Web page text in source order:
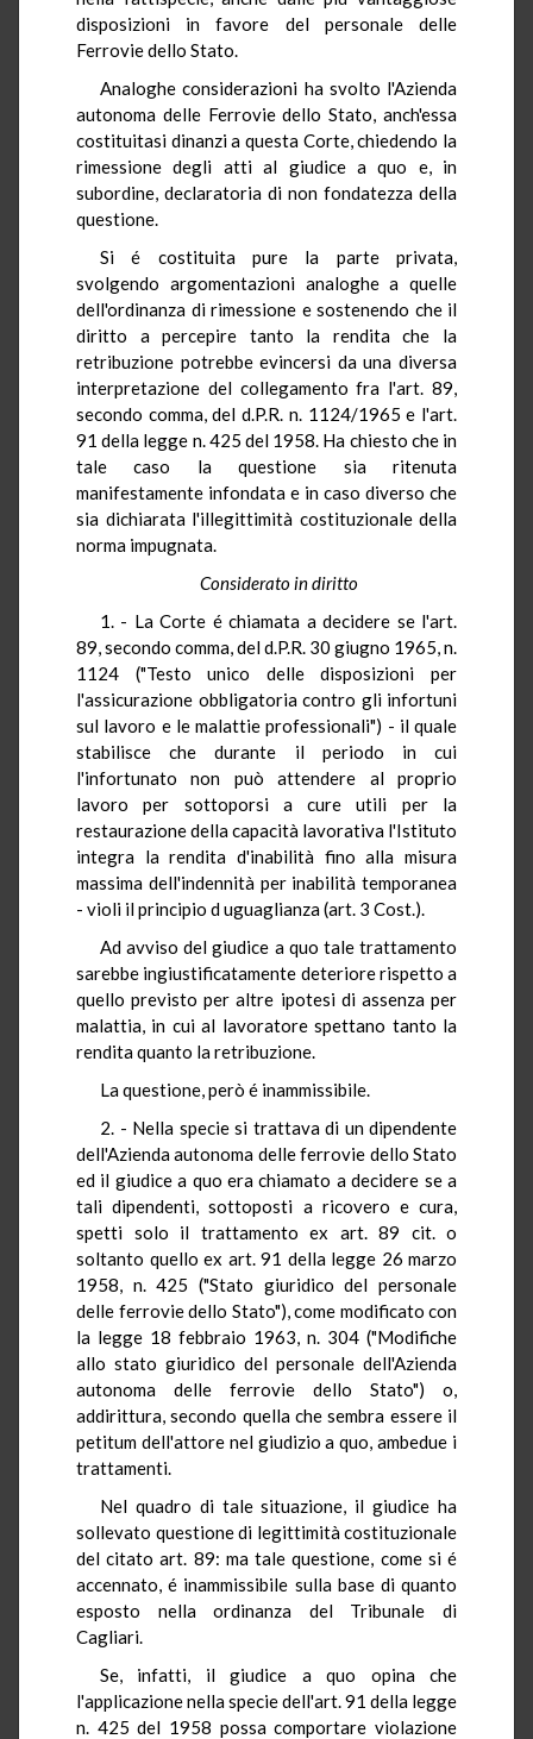
disposizioni in favore del personale delle
Ferrovie dello Stato.
Analoghe considerazioni ha svolto l'Azienda
autonoma delle Ferrovie dello Stato, anch'essa
costituitasi dinanzi a questa Corte, chiedendo la
rimessione degli atti al giudice a quo e, in
subordine, declaratoria di non fondatezza della
questione.
Si é costituita pure la parte privata,
svolgendo argomentazioni analoghe a quelle
dell'ordinanza di rimessione e sostenendo che il
diritto a percepire tanto la rendita che la
retribuzione potrebbe evincersi da una diversa
interpretazione del collegamento fra l'art. 89,
secondo comma, del d.P.R. n. 1124/1965 e l'art.
91 della legge n. 425 del 1958. Ha chiesto che in
tale caso la questione sia ritenuta
manifestamente infondata e in caso diverso che
sia dichiarata l'illegittimità costituzionale della
norma impugnata.
Considerato in diritto
1. - La Corte é chiamata a decidere se l'art.
89, secondo comma, del d.P.R. 30 giugno 1965, n.
1124 ("Testo unico delle disposizioni per
l'assicurazione obbligatoria contro gli infortuni
sul lavoro e le malattie professionali") - il quale
stabilisce che durante il periodo in cui
l'infortunato non può attendere al proprio
lavoro per sottoporsi a cure utili per la
restaurazione della capacità lavorativa l'Istituto
integra la rendita d'inabilità fino alla misura
massima dell'indennità per inabilità temporanea
- violi il principio d uguaglianza (art. 3 Cost.).
Ad avviso del giudice a quo tale trattamento
sarebbe ingiustificatamente deteriore rispetto a
quello previsto per altre ipotesi di assenza per
malattia, in cui al lavoratore spettano tanto la
rendita quanto la retribuzione.
La questione, però é inammissibile.
2. - Nella specie si trattava di un dipendente
dell'Azienda autonoma delle ferrovie dello Stato
ed il giudice a quo era chiamato a decidere se a
tali dipendenti, sottoposti a ricovero e cura,
spetti solo il trattamento ex art. 89 cit. o
soltanto quello ex art. 91 della legge 26 marzo
1958, n. 425 ("Stato giuridico del personale
delle ferrovie dello Stato"), come modificato con
la legge 18 febbraio 1963, n. 304 ("Modifiche
allo stato giuridico del personale dell'Azienda
autonoma delle ferrovie dello Stato") o,
addirittura, secondo quella che sembra essere il
petitum dell'attore nel giudizio a quo, ambedue i
trattamenti.
Nel quadro di tale situazione, il giudice ha
sollevato questione di legittimità costituzionale
del citato art. 89: ma tale questione, come si é
accennato, é inammissibile sulla base di quanto
esposto nella ordinanza del Tribunale di
Cagliari.
Se, infatti, il giudice a quo opina che
l'applicazione nella specie dell'art. 91 della legge
n. 425 del 1958 possa comportare violazione